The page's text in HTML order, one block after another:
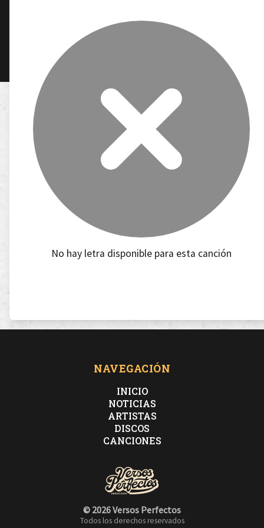
No hay letra disponible para esta canción
NAVEGACIÓN
INICIO
NOTICIAS
ARTISTAS
DISCOS
CANCIONES
© 2026 Versos Perfectos
Todos los derechos reservados